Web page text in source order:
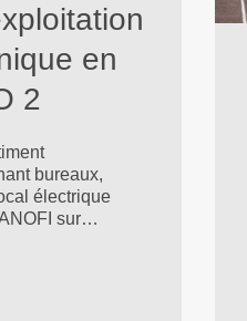
en
2
bureaux,
électrique
sur…